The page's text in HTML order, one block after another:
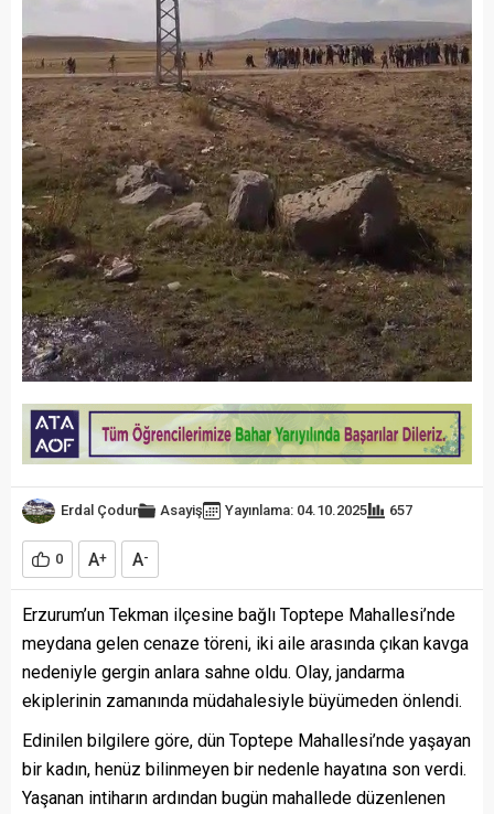
Erdal Çodur Asayiş Yayınlama: 04.10.2025 657
0 A+ A-
Erzurum’un Tekman ilçesine bağlı Toptepe Mahallesi’nde
meydana gelen cenaze töreni, iki aile arasında çıkan kavga
nedeniyle gergin anlara sahne oldu. Olay, jandarma
ekiplerinin zamanında müdahalesiyle büyümeden önlendi.
Edinilen bilgilere göre, dün Toptepe Mahallesi’nde yaşayan
bir kadın, henüz bilinmeyen bir nedenle hayatına son verdi.
Yaşanan intiharın ardından bugün mahallede düzenlenen